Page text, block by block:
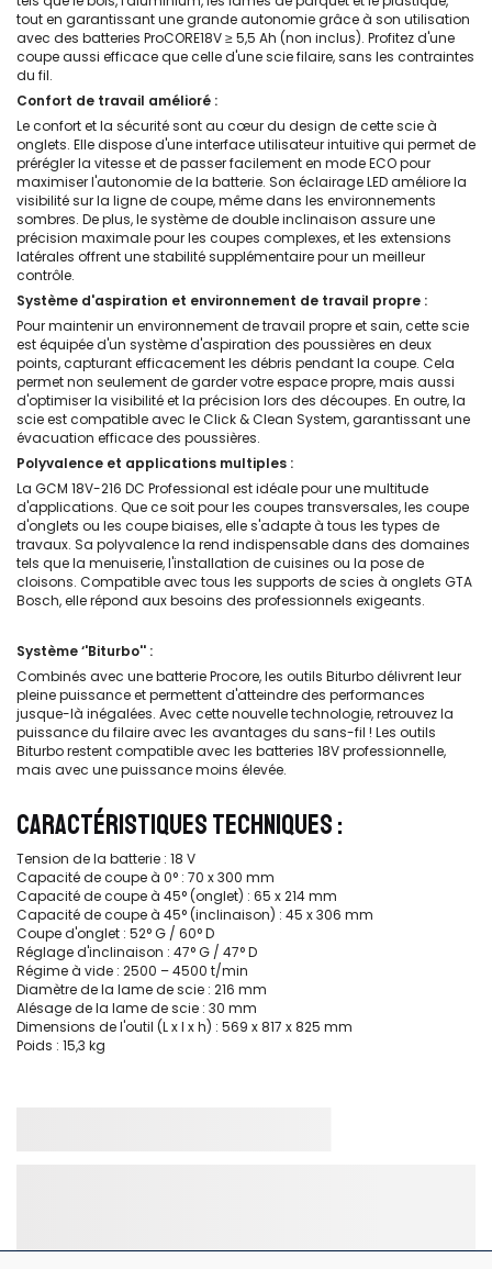
tout en garantissant une grande autonomie grâce à son utilisation
avec des batteries ProCORE18V ≥ 5,5 Ah (non inclus). Profitez d'une
coupe aussi efficace que celle d'une scie filaire, sans les contraintes
du fil.
Confort de travail amélioré :
Le confort et la sécurité sont au cœur du design de cette scie à
onglets. Elle dispose d'une interface utilisateur intuitive qui permet de
prérégler la vitesse et de passer facilement en mode ECO pour
maximiser l'autonomie de la batterie. Son éclairage LED améliore la
visibilité sur la ligne de coupe, même dans les environnements
sombres. De plus, le système de double inclinaison assure une
précision maximale pour les coupes complexes, et les extensions
latérales offrent une stabilité supplémentaire pour un meilleur
contrôle.
Système d'aspiration et environnement de travail propre :
Pour maintenir un environnement de travail propre et sain, cette scie
est équipée d'un système d'aspiration des poussières en deux
points, capturant efficacement les débris pendant la coupe. Cela
permet non seulement de garder votre espace propre, mais aussi
d'optimiser la visibilité et la précision lors des découpes. En outre, la
scie est compatible avec le Click & Clean System, garantissant une
évacuation efficace des poussières.
Polyvalence et applications multiples :
La GCM 18V-216 DC Professional est idéale pour une multitude
d'applications. Que ce soit pour les coupes transversales, les coupe
d'onglets ou les coupe biaises, elle s'adapte à tous les types de
travaux. Sa polyvalence la rend indispensable dans des domaines
tels que la menuiserie, l'installation de cuisines ou la pose de
cloisons. Compatible avec tous les supports de scies à onglets GTA
Bosch, elle répond aux besoins des professionnels exigeants.
Système ‘'Biturbo'' :
Combinés avec une batterie Procore, les outils Biturbo délivrent leur
pleine puissance et permettent d'atteindre des performances
jusque-là inégalées. Avec cette nouvelle technologie, retrouvez la
puissance du filaire avec les avantages du sans-fil ! Les outils
Biturbo restent compatible avec les batteries 18V professionnelle,
mais avec une puissance moins élevée.
CARACTÉRISTIQUES TECHNIQUES :
Tension de la batterie : 18 V
Capacité de coupe à 0° : 70 x 300 mm
Capacité de coupe à 45° (onglet) : 65 x 214 mm
Capacité de coupe à 45° (inclinaison) : 45 x 306 mm
Coupe d'onglet : 52° G / 60° D
Réglage d'inclinaison : 47° G / 47° D
Régime à vide : 2500 – 4500 t/min
Diamètre de la lame de scie : 216 mm
Alésage de la lame de scie : 30 mm
Dimensions de l'outil (L x l x h) : 569 x 817 x 825 mm
Poids : 15,3 kg